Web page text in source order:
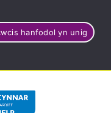
hanfodol yn unig